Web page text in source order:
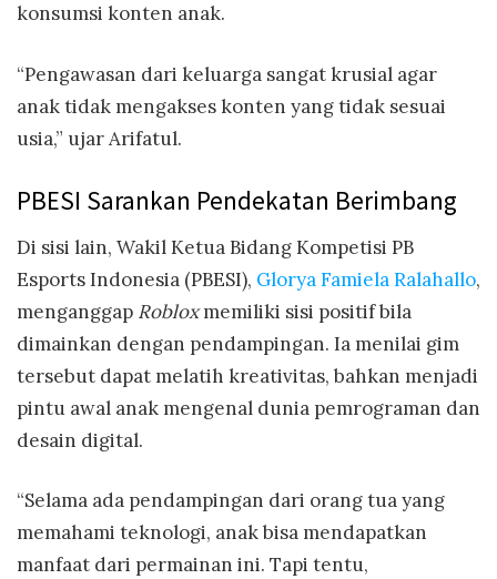
konsumsi konten anak.
“Pengawasan dari keluarga sangat krusial agar
anak tidak mengakses konten yang tidak sesuai
usia,” ujar Arifatul.
PBESI Sarankan Pendekatan Berimbang
Di sisi lain, Wakil Ketua Bidang Kompetisi PB
Esports Indonesia (PBESI), Glorya Famiela Ralahallo,
menganggap Robloxmemiliki sisi positif bila
dimainkan dengan pendampingan. Ia menilai gim
tersebut dapat melatih kreativitas, bahkan menjadi
pintu awal anak mengenal dunia pemrograman dan
desain digital.
“Selama ada pendampingan dari orang tua yang
memahami teknologi, anak bisa mendapatkan
manfaat dari permainan ini. Tapi tentu,